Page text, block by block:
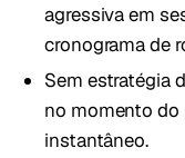
agressiva em
cronograma de
Sem estratégia
no momento
instantâneo.